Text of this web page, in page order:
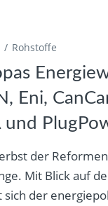
Rohstoffe
Eni,
und
der
Mit Blick auf
sich der